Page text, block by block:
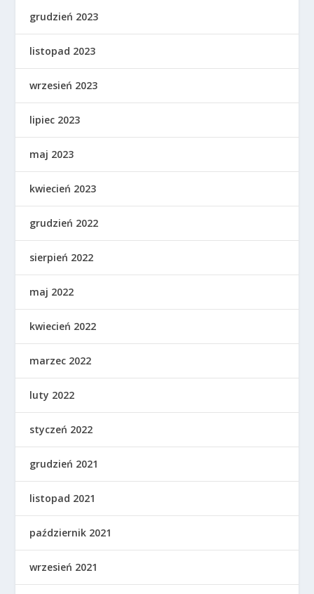
grudzień 2023
listopad 2023
wrzesień 2023
lipiec 2023
maj 2023
kwiecień 2023
grudzień 2022
sierpień 2022
maj 2022
kwiecień 2022
marzec 2022
luty 2022
styczeń 2022
grudzień 2021
listopad 2021
październik 2021
wrzesień 2021